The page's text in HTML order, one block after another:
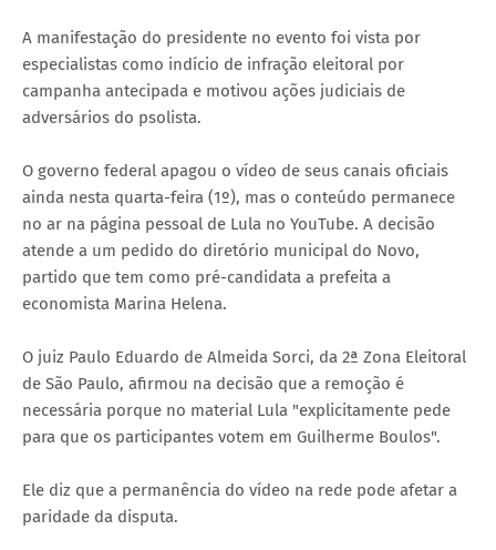
A manifestação do presidente no evento foi vista por
especialistas como indício de infração eleitoral por
campanha antecipada e motivou ações judiciais de
adversários do psolista.
O governo federal apagou o vídeo de seus canais oficiais
ainda nesta quarta-feira (1º), mas o conteúdo permanece
no ar na página pessoal de Lula no YouTube. A decisão
atende a um pedido do diretório municipal do Novo,
partido que tem como pré-candidata a prefeita a
economista Marina Helena.
O juiz Paulo Eduardo de Almeida Sorci, da 2ª Zona Eleitoral
de São Paulo, afirmou na decisão que a remoção é
necessária porque no material Lula "explicitamente pede
para que os participantes votem em Guilherme Boulos".
Ele diz que a permanência do vídeo na rede pode afetar a
paridade da disputa.